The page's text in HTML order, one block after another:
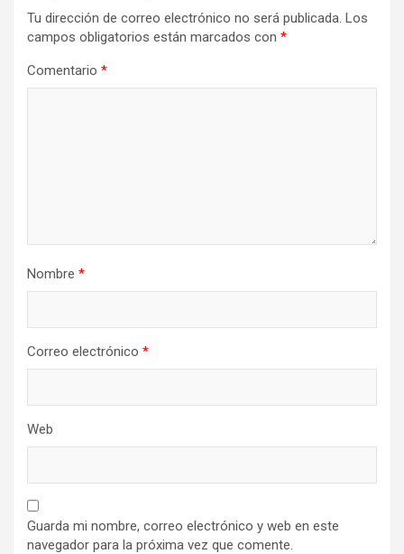
Tu dirección de correo electrónico no será publicada. Los
campos obligatorios están marcados con *
Comentario *
Nombre *
Correo electrónico *
Web
Guarda mi nombre, correo electrónico y web en este
navegador para la próxima vez que comente.